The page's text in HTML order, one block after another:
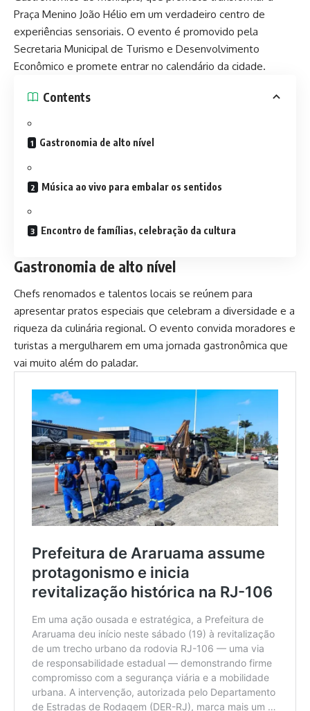
Praça Menino João Hélio em um verdadeiro centro de
experiências sensoriais. O evento é promovido pela
Secretaria Municipal de Turismo e Desenvolvimento
Econômico e promete entrar no calendário da cidade.
Contents
Gastronomia de alto nível
Música ao vivo para embalar os sentidos
Encontro de famílias, celebração da cultura
Gastronomia de alto nível
Chefs renomados e talentos locais se reúnem para
apresentar pratos especiais que celebram a diversidade e a
riqueza da culinária regional. O evento convida moradores e
turistas a mergulharem em uma jornada gastronômica que
vai muito além do paladar.